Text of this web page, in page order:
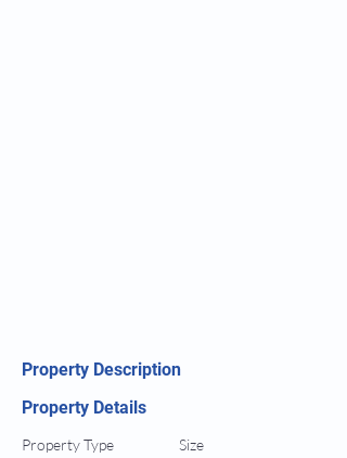
Property Description
Property Details
Property Type
Size